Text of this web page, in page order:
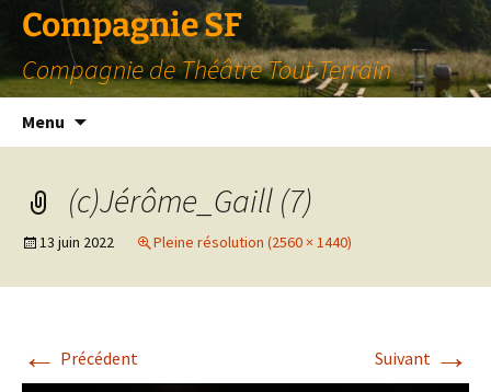
Compagnie SF
Compagnie de Théâtre Tout Terrain
Menu
(c)Jérôme_Gaill (7)
13 juin 2022 Pleine résolution (2560 × 1440)
← Précédent Suivant →